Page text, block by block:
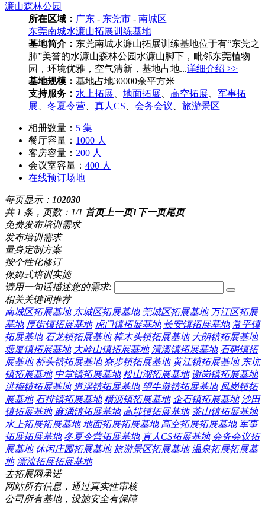
所在区域： 广东 - 东莞市 - 南城区
东莞南城水濂山拓展训练基地
基地简介： 东莞南城水濂山拓展训练基地位于有“东莞之
肺”美誉的水濂山森林公园水濂山脚下，毗邻东莞植物
园，环境优雅，空气清新，基地占地...详细介绍 >>
基地规模： 基地占地30000余平方米
支持服务： 水上拓展 地面拓展 高空拓展
军事拓
展
冬夏令营 真人CS 会务会议 旅游景区
相册数量： 5 集
餐厅容量： 1000 人
客房容量： 200 人
会议室容量： 400 人
在线预订场地
每页显示： 102030
共 1 条，页数：1/1 首页上一页1 下一页尾页
免费发布培训需求
发布培训需求
量身定制方案
按个性化修订
保姆式培训实施
请用一句话描述您的需求:
相关关键词推荐
南城区拓展基地 东城区拓展基地 莞城区拓展基地 万江区拓展
基地 厚街镇拓展基地 虎门镇拓展基地 长安镇拓展基地 常平镇
拓展基地 石龙镇拓展基地 樟木头镇拓展基地 大朗镇拓展基地
塘厦镇拓展基地 大岭山镇拓展基地 清溪镇拓展基地 石碣镇拓
展基地 桥头镇拓展基地 寮步镇拓展基地 黄江镇拓展基地 东坑
镇拓展基地 中堂镇拓展基地 松山湖拓展基地 谢岗镇拓展基地
洪梅镇拓展基地 道滘镇拓展基地 望牛墩镇拓展基地 凤岗镇拓
展基地 石排镇拓展基地 横沥镇拓展基地 企石镇拓展基地 沙田
镇拓展基地 麻涌镇拓展基地 高埗镇拓展基地 茶山镇拓展基地
水上拓展拓展基地 地面拓展拓展基地 高空拓展拓展基地 军事
拓展拓展基地 冬夏令营拓展基地 真人CS拓展基地 会务会议拓
展基地 休闲庄园拓展基地 旅游景区拓展基地 温泉拓展拓展基
地 漂流拓展拓展基地
去拓展网承诺
网站所有信息，通过真实性审核
公司所有基地，设施安全有保障